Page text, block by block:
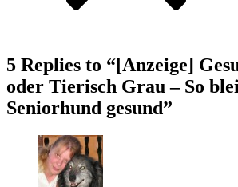
5 Replies to “[Anzeige]
oder Tierisch Grau – So
Seniorhund gesund”